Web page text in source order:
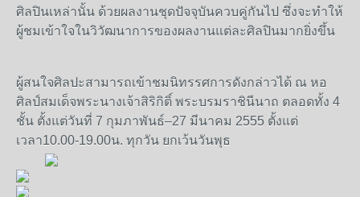
ศิลปินเหล่านั้น ด้วยผลงานชุดปัจจุบันควบคู่กันไป ซึ่งจะทำให้
ผู้ชมเข้าใจในวิวัฒนาการของผลงานแต่ละศิลปินมากยิ่งขึ้น
ผู้สนใจศิลปะสามารถเข้าชมนิทรรศการดังกล่าวได้ ณ หอ
ศิลป์สมเด็จพระนางเจ้าสิริกิติ์ พระบรมราชินีนาถ ตลอดทั้ง 4
ชั้น ตั้งแต่วันที่ 7 กุมภาพันธ์–27 มีนาคม 2555 ตั้งแต่
เวลา10.00-19.00น. ทุกวัน ยกเว้นวันพุธ